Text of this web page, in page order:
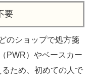
要
のショップで処方箋
PWR）やベースカー
ため、初めての人で